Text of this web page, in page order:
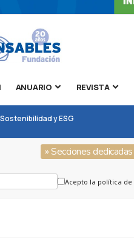
| ANUARIO REVISTA
y ESG
» Secciones
Acepto la política